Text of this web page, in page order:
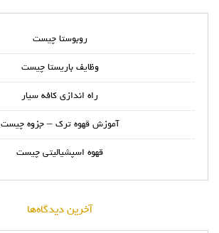
روبوستا چیست
وظایف باریستا چیست
راه اندازی کافه سیار
آموزش قهوه ترک – جزوه چیست
قهوه اسپشیالیتی چیست
آخرین دیدگاه‌ها